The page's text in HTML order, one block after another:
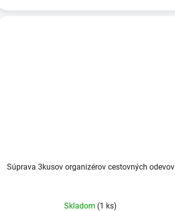
Súprava 3kusov organizérov cestovných odevov
Skladom (1 ks)